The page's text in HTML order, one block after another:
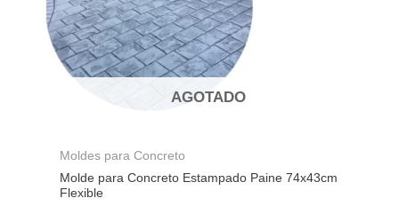
AGOTADO
Moldes para Concreto
Molde para Concreto Estampado Paine 74x43cm
Flexible